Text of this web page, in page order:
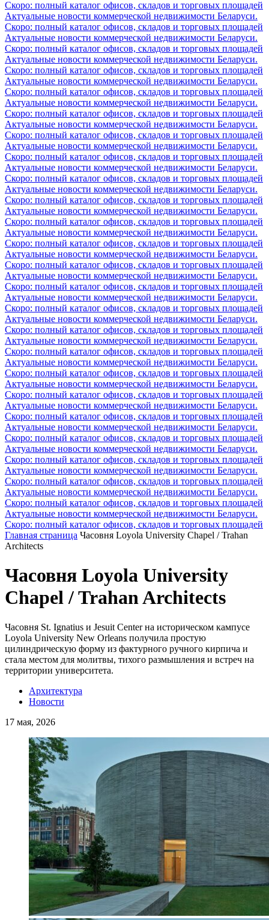
Скоро: полный каталог офисов, складов и торговых площадей
Актуальные новости коммерческой недвижимости Беларуси.
Скоро: полный каталог офисов, складов и торговых площадей
Актуальные новости коммерческой недвижимости Беларуси.
Скоро: полный каталог офисов, складов и торговых площадей
Актуальные новости коммерческой недвижимости Беларуси.
Скоро: полный каталог офисов, складов и торговых площадей
Актуальные новости коммерческой недвижимости Беларуси.
Скоро: полный каталог офисов, складов и торговых площадей
Актуальные новости коммерческой недвижимости Беларуси.
Скоро: полный каталог офисов, складов и торговых площадей
Актуальные новости коммерческой недвижимости Беларуси.
Скоро: полный каталог офисов, складов и торговых площадей
Актуальные новости коммерческой недвижимости Беларуси.
Скоро: полный каталог офисов, складов и торговых площадей
Актуальные новости коммерческой недвижимости Беларуси.
Скоро: полный каталог офисов, складов и торговых площадей
Актуальные новости коммерческой недвижимости Беларуси.
Скоро: полный каталог офисов, складов и торговых площадей
Актуальные новости коммерческой недвижимости Беларуси.
Скоро: полный каталог офисов, складов и торговых площадей
Актуальные новости коммерческой недвижимости Беларуси.
Скоро: полный каталог офисов, складов и торговых площадей
Актуальные новости коммерческой недвижимости Беларуси.
Скоро: полный каталог офисов, складов и торговых площадей
Актуальные новости коммерческой недвижимости Беларуси.
Скоро: полный каталог офисов, складов и торговых площадей
Актуальные новости коммерческой недвижимости Беларуси.
Скоро: полный каталог офисов, складов и торговых площадей
Актуальные новости коммерческой недвижимости Беларуси.
Скоро: полный каталог офисов, складов и торговых площадей
Актуальные новости коммерческой недвижимости Беларуси.
Скоро: полный каталог офисов, складов и торговых площадей
Актуальные новости коммерческой недвижимости Беларуси.
Скоро: полный каталог офисов, складов и торговых площадей
Актуальные новости коммерческой недвижимости Беларуси.
Скоро: полный каталог офисов, складов и торговых площадей
Актуальные новости коммерческой недвижимости Беларуси.
Скоро: полный каталог офисов, складов и торговых площадей
Актуальные новости коммерческой недвижимости Беларуси.
Скоро: полный каталог офисов, складов и торговых площадей
Актуальные новости коммерческой недвижимости Беларуси.
Скоро: полный каталог офисов, складов и торговых площадей
Актуальные новости коммерческой недвижимости Беларуси.
Скоро: полный каталог офисов, складов и торговых площадей
Актуальные новости коммерческой недвижимости Беларуси.
Скоро: полный каталог офисов, складов и торговых площадей
Актуальные новости коммерческой недвижимости Беларуси.
Скоро: полный каталог офисов, складов и торговых площадей
Главная страница Часовня Loyola University Chapel / Trahan
Architects
Часовня Loyola University
Chapel / Trahan Architects
Часовня St. Ignatius и Jesuit Center на историческом кампусе
Loyola University New Orleans получила простую
цилиндрическую форму из фактурного ручного кирпича и
стала местом для молитвы, тихого размышления и встреч на
территории университета.
Архитектура
Новости
17 мая, 2026